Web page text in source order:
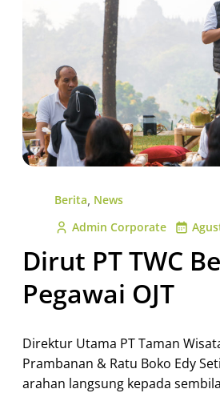
Berita, News
Admin Corporate
Dirut PT TWC
Pegawai OJT
Direktur Utama PT Taman
Prambanan & Ratu Boko Edy
arahan langsung kepada